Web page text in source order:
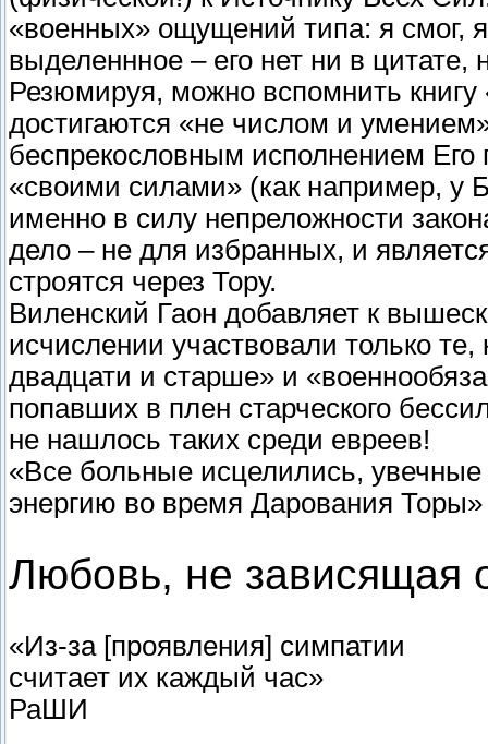
«военных» ощущений типа: я смог,
выделеннное – его нет ни в цитате,
Резюмируя, можно вспомнить
достигаются «не числом и
беспрекословным исполнением Его
«своими силами» (как например, у
именно в силу непреложности
дело – не для избранных, и
строятся через Тору.
Виленский Гаон добавляет к
исчислении участвовали только
двадцати и старше» и
попавших в плен старческого
не нашлось таких среди евреев!
«Все больные исцелились,
энергию во время Дарования
Любовь, не зависящая
«Из-за [проявления] симпатии
считает их каждый час»
РаШИ